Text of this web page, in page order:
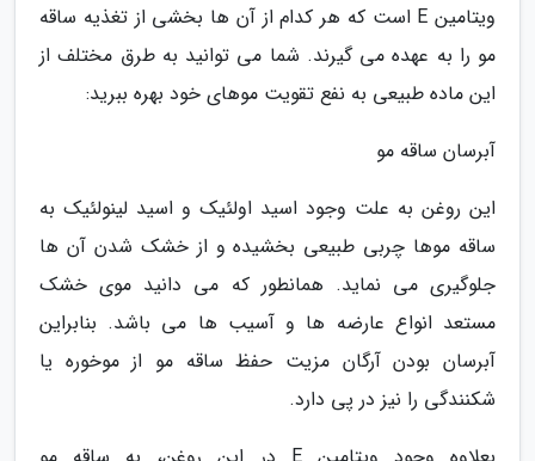
ویتامین E است که هر کدام از آن ها بخشی از تغذیه ساقه
مو را به عهده می گیرند. شما می توانید به طرق مختلف از
این ماده طبیعی به نفع تقویت موهای خود بهره ببرید:
آبرسان ساقه مو
این روغن به علت وجود اسید اولئیک و اسید لینولئیک به
ساقه موها چربی طبیعی بخشیده و از خشک شدن آن ها
جلوگیری می نماید. همانطور که می دانید موی خشک
مستعد انواع عارضه ها و آسیب ها می باشد. بنابراین
آبرسان بودن آرگان مزیت حفظ ساقه مو از موخوره یا
شکنندگی را نیز در پی دارد.